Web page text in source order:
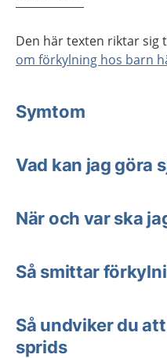
Den här texten riktar sig
om förkylning hos barn
Symtom
Vad kan jag göra
När och var ska
Så smittar
Så undviker du
sprids